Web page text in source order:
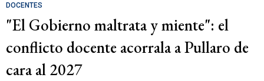
DOCENTES
"El Gobierno maltrata y miente": el
conflicto docente acorrala a Pullaro de
cara al 2027